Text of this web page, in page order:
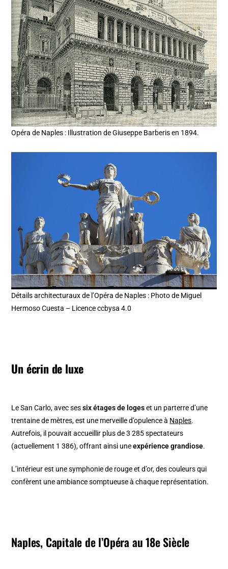
Opéra de Naples : Illustration de Giuseppe Barberis en 1894.
Détails architecturaux de l’Opéra de Naples : Photo de Miguel
Hermoso Cuesta – Licence ccbysa 4.0
Un écrin de luxe
Le San Carlo, avec sessix étages de logeset un parterre d’une
trentaine de mètres, est une merveille d’opulence à Naples.
Autrefois, il pouvait accueillir plus de 3 285 spectateurs
(actuellement 1 386), offrant ainsi uneexpérience grandiose.
L’intérieur est une symphonie de rouge et d’or, des couleurs qui
confèrent une ambiance somptueuse à chaque représentation.
Naples, Capitale de l’Opéra au 18e Siècle